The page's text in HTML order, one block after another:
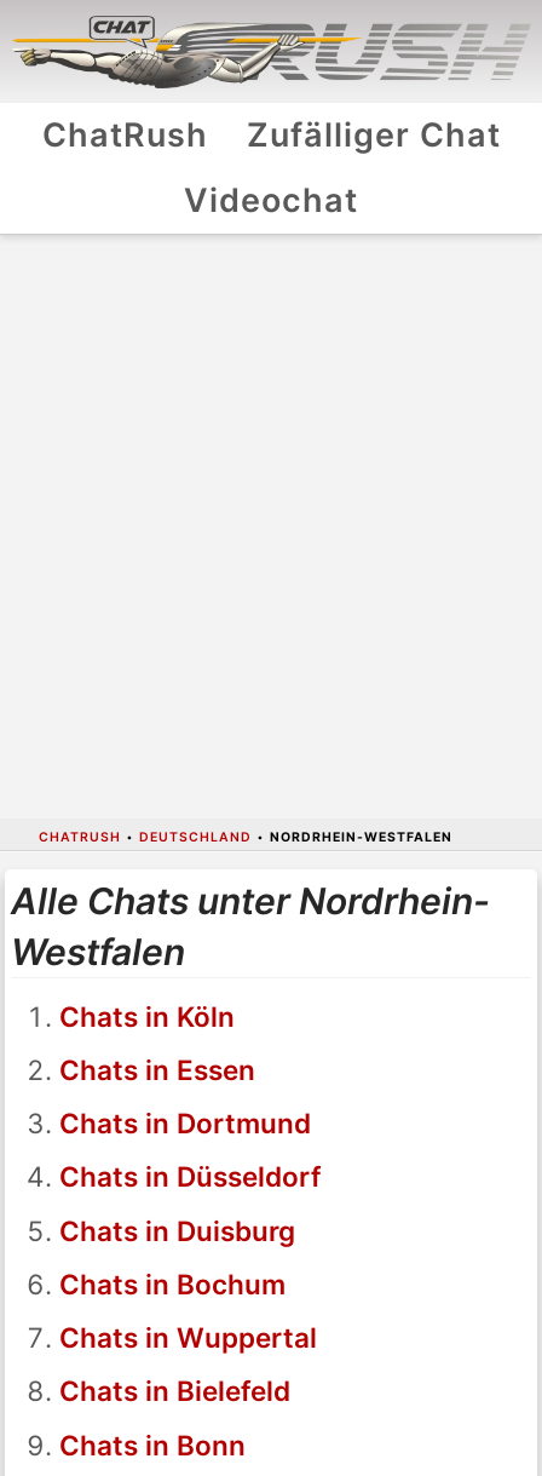
ChatRush
Zufälliger Chat
Videochat
CHATRUSH • DEUTSCHLAND • NORDRHEIN-WESTFALEN
Alle Chats unter Nordrhein-
Westfalen
Chats in Köln
Chats in Essen
Chats in Dortmund
Chats in Düsseldorf
Chats in Duisburg
Chats in Bochum
Chats in Wuppertal
Chats in Bielefeld
Chats in Bonn